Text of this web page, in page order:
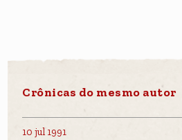
Crônicas do mesmo autor
10 jul 1991